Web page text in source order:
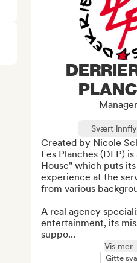
Manager
Svært
Created by Nicole
Les Planches (DLP)
House" which puts
experience at the
from various
A real agency
entertainment, its
suppo...
Vis mer
Gitte